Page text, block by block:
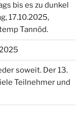
bis es zu dunkel
17.10.2025,
Tannöd.
soweit. Der 13.
Teilnehmer und